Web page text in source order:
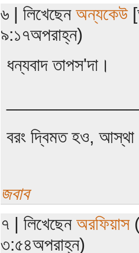
৬ | লিখেছেন অন্যকেউ
৯:১৭অপরাহ্ন)
ধন্যবাদ তাপস'দা।
বরং দ্বিমত হও, আস্থা
জবাব
৭ | লিখেছেন অরফিয়াস
৩:৫৪অপরাহ্ন)